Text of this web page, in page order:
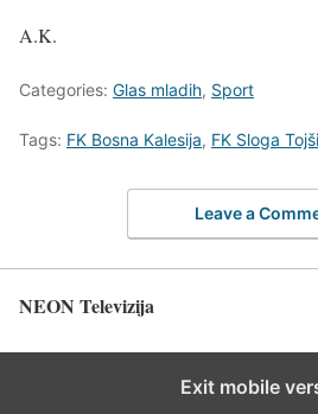
A.K.
Categories: Glas mladih, Sport
Tags: FK Bosna Kalesija, FK Sloga
Leave a
NEON Televizija
Exit mobile